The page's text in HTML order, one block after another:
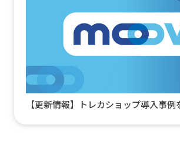
【更新情報】トレカショップ導入事例